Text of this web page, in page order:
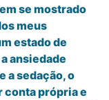
se mostrado
meus
estado de
ansiedade
a sedação, o
conta própria e